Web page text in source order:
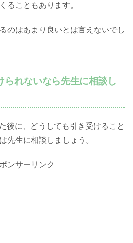
ることもあります。
のはあまり良いとは言えないでし
られないなら先生に相談し
後に、どうしても引き受けること
先生に相談しましょう。
ンサーリンク